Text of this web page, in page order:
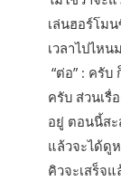
เล่นฮอร์โม
เวลาไปไห
“ต่อ” : ครับ
ครับ ส่วนเรื่
อยู่ ตอนนี้สะ
แล้วจะได้ดู
คิวจะเสร็จ